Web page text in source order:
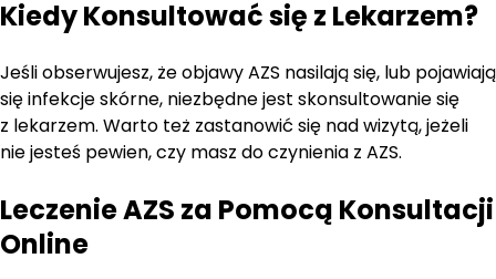
Kiedy Konsultować się z Lekarzem?
Jeśli obserwujesz, że objawy AZS nasilają się, lub pojawiają
się infekcje skórne, niezbędne jest skonsultowanie się
z lekarzem. Warto też zastanowić się nad wizytą, jeżeli
nie jesteś pewien, czy masz do czynienia z AZS.
Leczenie AZS za Pomocą Konsultacji
Online